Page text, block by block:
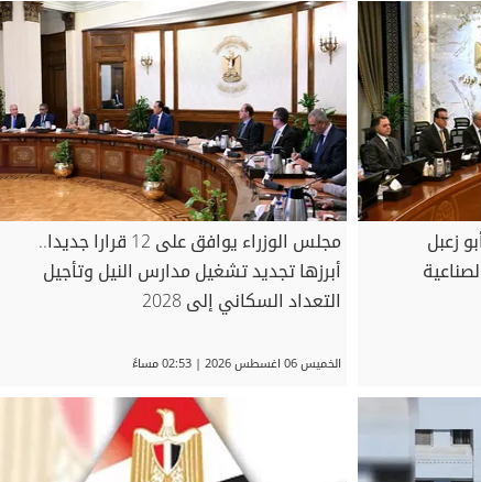
زعبل
مجلس الوزراء يوافق على 12 قرارا جديدا..
أبرزها تجديد تشغيل مدارس النيل وتأجيل
التعداد السكاني إلى 2028
الخميس 06 اغسطس 2026 | 02:53 مساءً